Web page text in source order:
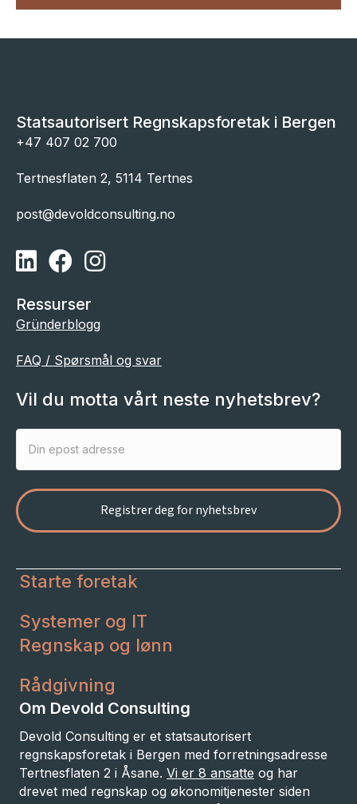
Statsautorisert Regnskapsforetak i Bergen
+47 407 02 700
Tertnesflaten 2, 5114 Tertnes
post@devoldconsulting.no
Linkedin - Devold Consulting
Facebook - Devold Consulting
Instagram - Devold Consulting
Ressurser
Gründerblogg
FAQ / Spørsmål og svar
Vil du motta vårt neste nyhetsbrev?
Starte foretak
Systemer og IT
Regnskap og lønn
Rådgivning
Om Devold Consulting
Devold Consulting er et statsautorisert
regnskapsforetak i Bergen med forretningsadresse
Tertnesflaten 2 i Åsane. Vi er 8 ansatte og har
drevet med regnskap og økonomitjenester siden